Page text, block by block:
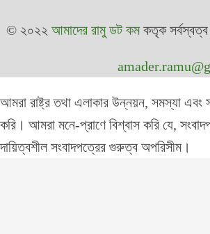
© ২০২২আমাদের রামু ডট কমকতৃক সর্বস্বত্ব
আমরা রাষ্ট্র তথা এলাকার উন্নয়ন, সমস্যা এবং
করি। আমরা মনে-প্রাণে বিশ্বাস করি যে,
দায়িত্বশীল সংবাদপত্রের গুরুত্ব অপরিসীম।